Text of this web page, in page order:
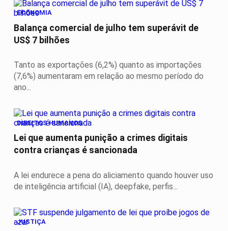
ECONOMIA
Balança comercial de julho tem superávit de
US$ 7 bilhões
Tanto as exportações (6,2%) quanto as importações
(7,6%) aumentaram em relação ao mesmo período do
ano...
DIREITOS HUMANOS
Lei que aumenta punição a crimes digitais
contra crianças é sancionada
A lei endurece a pena do aliciamento quando houver uso
de inteligência artificial (IA), deepfake, perfis...
JUSTIÇA